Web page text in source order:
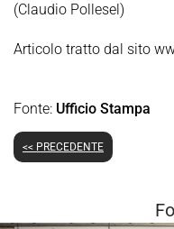
(Claudio Pollesel)
Articolo tratto dal sito
Fonte: Ufficio Stampa
<< PRECEDENTE